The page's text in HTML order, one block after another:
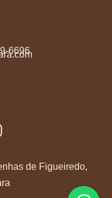
6696
de Figueiredo,